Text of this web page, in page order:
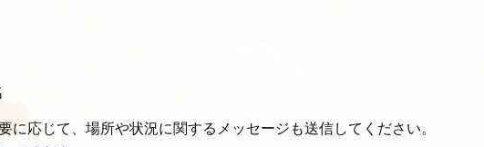
に応じて、場所や状況に関するメッセージも送信してください。